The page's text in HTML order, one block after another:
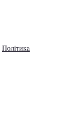
Політика